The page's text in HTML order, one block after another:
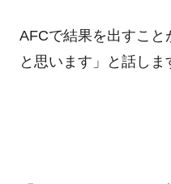
AFCで結果を出すこと
と思います」と話しま